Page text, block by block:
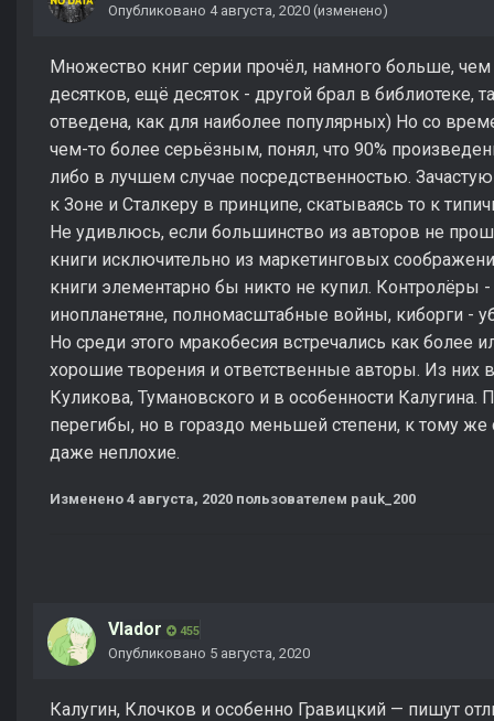
Опубликовано 4 августа, 2020 (изменено)
Множество книг серии прочёл, намного больше, чем
десятков, ещё десяток - другой брал в библиотеке,
отведена, как для наиболее популярных) Но со
чем-то более серьёзным, понял, что 90%
либо в лучшем случае посредственностью.
к Зоне и Сталкеру в принципе, скатываясь то к
Не удивлюсь, если большинство из авторов не
книги исключительно из маркетинговых
книги элементарно бы никто не купил.
инопланетяне, полномасштабные войны, киборги -
Но среди этого мракобесия встречались как более
хорошие творения и ответственные авторы. Из
Куликова, Тумановского и в особенности Калугина.
перегибы, но в гораздо меньшей степени, к тому
даже неплохие.
Изменено 4 августа, 2020 пользователем pauk_200
Vlador 455
Опубликовано 5 августа, 2020
Калугин, Клочков и особенно Гравицкий — пишут